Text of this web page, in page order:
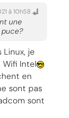
à 10h58
une
je
Wifi Intel
en
sont pas
sont